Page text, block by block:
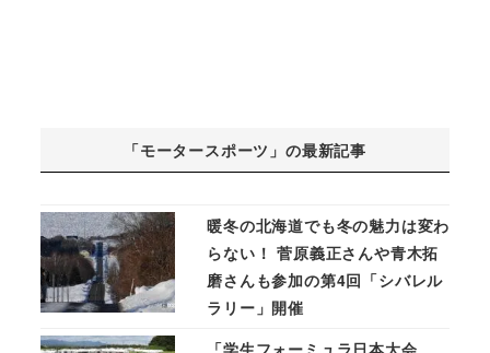
「モータースポーツ」の最新記事
暖冬の北海道でも冬の魅力は変わ
らない！ 菅原義正さんや青木拓
磨さんも参加の第4回「シバレル
ラリー」開催
「学生フォーミュラ日本大会